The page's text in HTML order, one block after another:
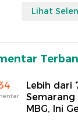
Lihat
Lebih dari
Semarang
MBG, Ini